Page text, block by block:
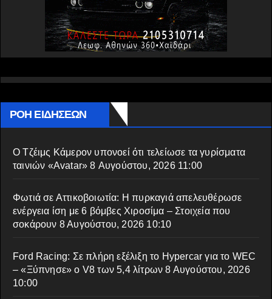
ΡΟΗ ΕΙΔΗΣΕΩΝ
Ο Τζέιμς Κάμερον υπονοεί ότι τελείωσε τα γυρίσματα
ταινιών «Avatar» 8 Αυγούστου, 2026 11:00
Φωτιά σε Αττικoβοιωτία: Η πυρκαγιά απελευθέρωσε
ενέργεια ίση με 6 βόμβες Χιροσίμα – Στοιχεία που
σοκάρουν 8 Αυγούστου, 2026 10:10
Ford Racing: Σε πλήρη εξέλιξη το Hypercar για το WEC
– «Ξύπνησε» ο V8 των 5,4 λίτρων 8 Αυγούστου, 2026
10:00